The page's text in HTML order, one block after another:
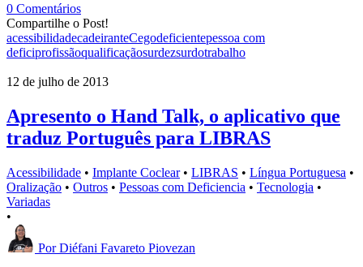
0 Comentários
Compartilhe o Post!
acessibilidadecadeiranteCegodeficientepessoa com
deficiprofissãoqualificaçãosurdezsurdotrabalho
12 de julho de 2013
Apresento o Hand Talk, o aplicativo que
traduz Português para LIBRAS
Acessibilidade • Implante Coclear • LIBRAS • Língua Portuguesa •
Oralização • Outros • Pessoas com Deficiencia • Tecnologia •
Variadas
•
Por Diéfani Favareto Piovezan